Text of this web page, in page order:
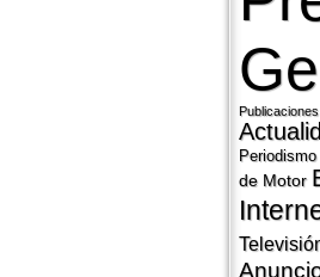
Periodismo
de Motor